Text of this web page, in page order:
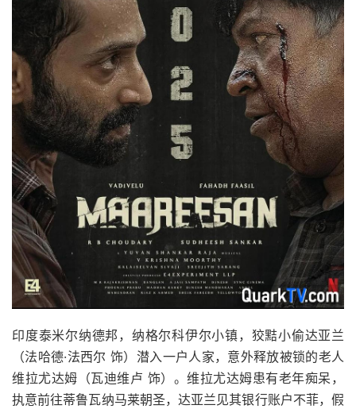
印度泰米尔纳德邦，纳格尔科伊尔小镇，狡黠小偷达亚兰
（法哈德·法西尔 饰）潜入一户人家，意外释放被锁的老人
维拉尤达姆（瓦迪维卢 饰）。维拉尤达姆患有老年痴呆，
执意前往蒂鲁瓦纳马莱朝圣，达亚兰见其银行账户不菲，假